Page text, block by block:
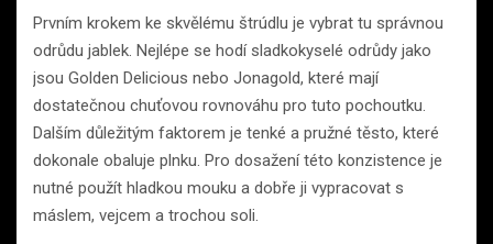
Prvním krokem ke skvělému štrúdlu je vybrat tu správnou
odrůdu jablek. Nejlépe se hodí sladkokyselé odrůdy jako
jsou Golden Delicious nebo Jonagold, které mají
dostatečnou chuťovou rovnováhu pro tuto pochoutku.
Dalším důležitým faktorem je tenké a pružné těsto, které
dokonale obaluje plnku. Pro dosažení této konzistence je
nutné použít hladkou mouku a dobře ji vypracovat s
máslem, vejcem a trochou soli.